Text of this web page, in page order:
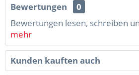
Bewertungen
0
Bewertungen lesen, schreiben
mehr
Kunden kauften auch